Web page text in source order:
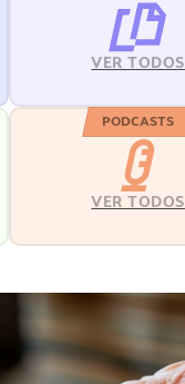
VER TODOS
PODCASTS
VER TODOS